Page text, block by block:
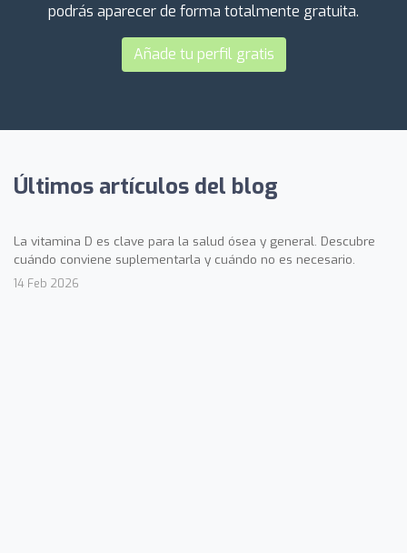
podrás aparecer de forma totalmente gratuita.
Añade tu perfil gratis
Últimos artículos del blog
La vitamina D es clave para la salud ósea y general. Descubre
cuándo conviene suplementarla y cuándo no es necesario.
14 Feb 2026